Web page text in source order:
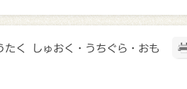
く しゅおく・うちぐら・おも